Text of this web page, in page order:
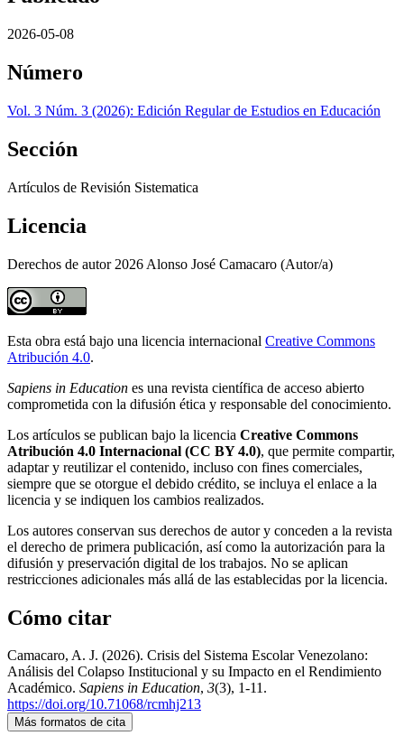
2026-05-08
Número
Vol. 3 Núm. 3 (2026): Edición Regular de Estudios en Educación
Sección
Artículos de Revisión Sistematica
Licencia
Derechos de autor 2026 Alonso José Camacaro (Autor/a)
Esta obra está bajo una licencia internacional Creative Commons
Atribución 4.0.
Sapiens in Education es una revista científica de acceso abierto
comprometida con la difusión ética y responsable del conocimiento.
Los artículos se publican bajo la licencia Creative Commons
Atribución 4.0 Internacional (CC BY 4.0), que permite compartir,
adaptar y reutilizar el contenido, incluso con fines comerciales,
siempre que se otorgue el debido crédito, se incluya el enlace a la
licencia y se indiquen los cambios realizados.
Los autores conservan sus derechos de autor y conceden a la revista
el derecho de primera publicación, así como la autorización para la
difusión y preservación digital de los trabajos. No se aplican
restricciones adicionales más allá de las establecidas por la licencia.
Cómo citar
Camacaro, A. J. (2026). Crisis del Sistema Escolar Venezolano:
Análisis del Colapso Institucional y su Impacto en el Rendimiento
Académico. Sapiens in Education, 3(3), 1-11.
https://doi.org/10.71068/rcmhj213
Más formatos de cita